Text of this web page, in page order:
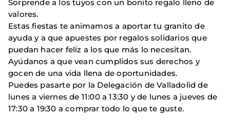
Sorprende a los tuyos con un bonito regalo lleno de
valores.
Estas fiestas te animamos a aportar tu granito de
ayuda y a que apuestes por regalos solidarios que
puedan hacer feliz a los que más lo necesitan.
Ayúdanos a que vean cumplidos sus derechos y
gocen de una vida llena de oportunidades.
Puedes pasarte por la Delegación de Valladolid de
lunes a viernes de 11:00 a 13:30 y de lunes a jueves de
17:30 a 19:30 a comprar todo lo que te guste.